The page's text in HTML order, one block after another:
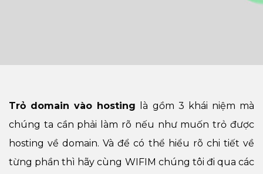
Trỏ domain vào hosting là gồm 3 khái niệm mà
chúng ta cần phải làm rõ nếu như muốn trỏ được
hosting về domain. Và để có thể hiểu rõ chi tiết về
từng phần thì hãy cùng WIFIM chúng tôi đi qua các